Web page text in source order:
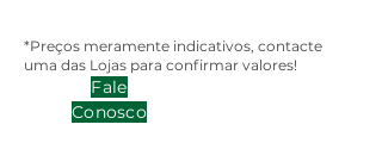
*Preços meramente indicativos, contacte
uma das Lojas para confirmar valores!
Fale
Conosco